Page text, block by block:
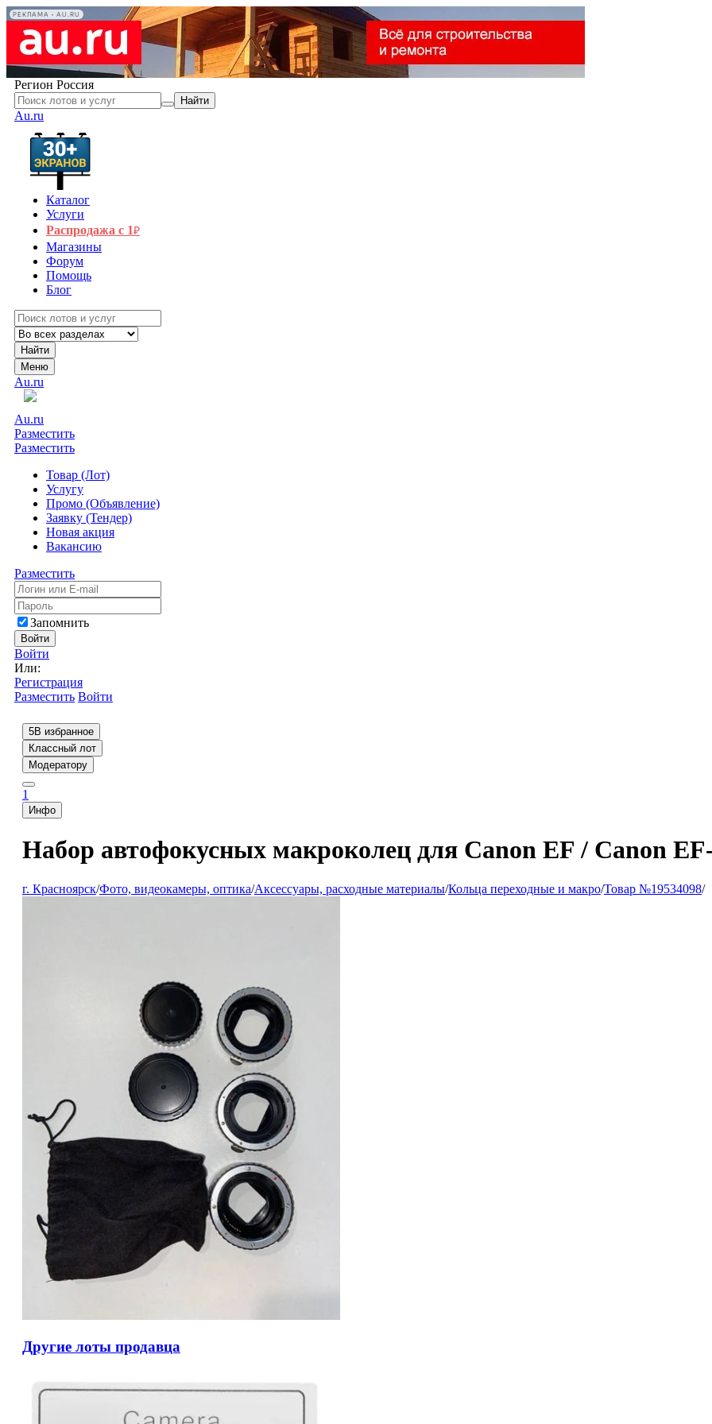
РЕКЛАМА • AU.RU
Регион Россия
Найти
Au.ru
Каталог
Услуги
Распродажа с 1₽
Магазины
Форум
Помощь
Блог
Найти
Меню
Au.ru
Au.ru
Разместить
Разместить
Товар (Лот)
Услугу
Промо (Объявление)
Заявку (Тендер)
Новая акция
Вакансию
Разместить
Запомнить
Войти
Войти
Или:
Регистрация
Разместить Войти
5В избранное
Классный лот
Модератору
1
Инфо
Набор автофокусных макроколец для Canon EF / Canon
г. Красноярск/Фото, видеокамеры, оптика/Аксессуары, расходные материалы/Кольца переходные и макро/Товар №19534098/
Другие лоты продавца